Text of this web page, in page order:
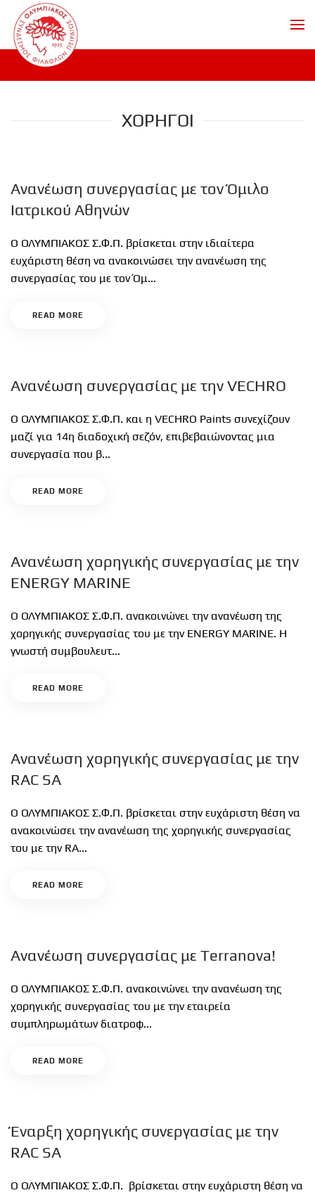
Skip to main content
ΧΟΡΗΓΟΙ
Ανανέωση συνεργασίας με τον Όμιλο
Ιατρικού Αθηνών
Ο ΟΛΥΜΠΙΑΚΟΣ Σ.Φ.Π. βρίσκεται στην ιδιαίτερα
ευχάριστη θέση να ανακοινώσει την ανανέωση της
συνεργασίας του με τον Όμ...
READ MORE
Ανανέωση συνεργασίας με την VECHRO
Ο ΟΛΥΜΠΙΑΚΟΣ Σ.Φ.Π. και η VECHRO Paints συνεχίζουν
μαζί για 14η διαδοχική σεζόν, επιβεβαιώνοντας μια
συνεργασία που β...
READ MORE
Ανανέωση χορηγικής συνεργασίας με την
ENERGY MARINE
Ο ΟΛΥΜΠΙΑΚΟΣ Σ.Φ.Π. ανακοινώνει την ανανέωση της
χορηγικής συνεργασίας του με την ENERGY MARINE. Η
γνωστή συμβουλευτ...
READ MORE
Ανανέωση χορηγικής συνεργασίας με την
RAC SA
Ο ΟΛΥΜΠΙΑΚΟΣ Σ.Φ.Π. βρίσκεται στην ευχάριστη θέση να
ανακοινώσει την ανανέωση της χορηγικής συνεργασίας
του με την RA...
READ MORE
Ανανέωση συνεργασίας με Terranova!
Ο ΟΛΥΜΠΙΑΚΟΣ Σ.Φ.Π. ανακοινώνει την ανανέωση της
χορηγικής συνεργασίας του με την εταιρεία
συμπληρωμάτων διατροφ...
READ MORE
Έναρξη χορηγικής συνεργασίας με την
RAC SA
Ο ΟΛΥΜΠΙΑΚΟΣ Σ.Φ.Π. βρίσκεται στην ευχάριστη θέση να